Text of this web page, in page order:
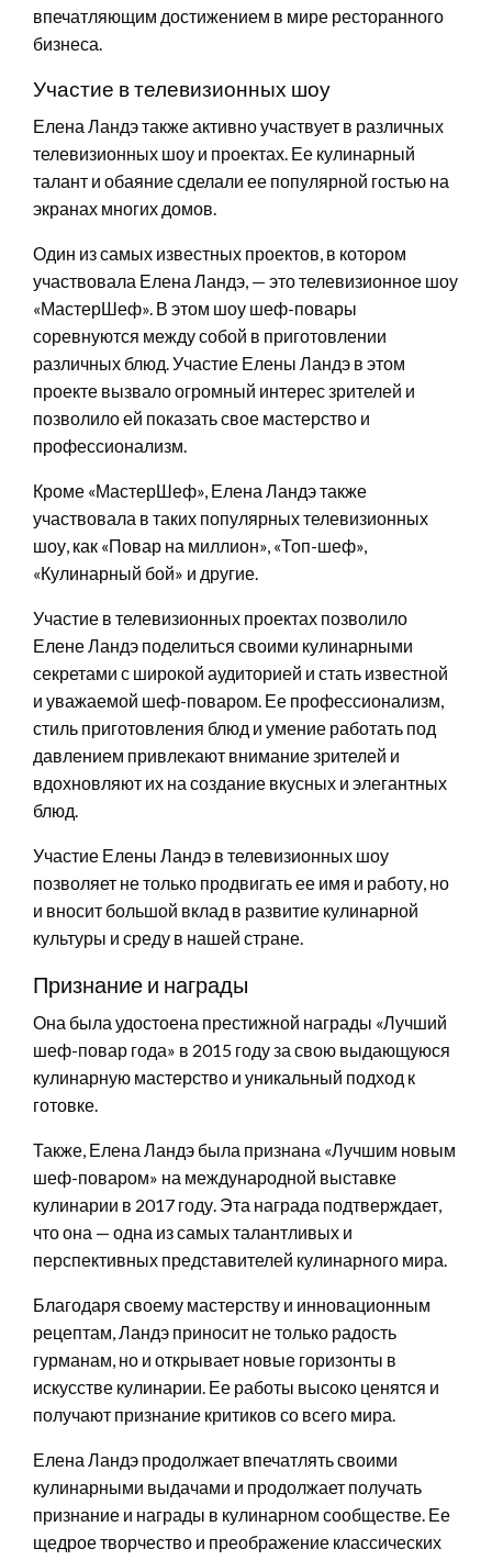
впечатляющим достижением в мире ресторанного
бизнеса.
Участие в телевизионных шоу
Елена Ландэ также активно участвует в различных
телевизионных шоу и проектах. Ее кулинарный
талант и обаяние сделали ее популярной гостью на
экранах многих домов.
Один из самых известных проектов, в котором
участвовала Елена Ландэ, — это телевизионное шоу
«МастерШеф». В этом шоу шеф-повары
соревнуются между собой в приготовлении
различных блюд. Участие Елены Ландэ в этом
проекте вызвало огромный интерес зрителей и
позволило ей показать свое мастерство и
профессионализм.
Кроме «МастерШеф», Елена Ландэ также
участвовала в таких популярных телевизионных
шоу, как «Повар на миллион», «Топ-шеф»,
«Кулинарный бой» и другие.
Участие в телевизионных проектах позволило
Елене Ландэ поделиться своими кулинарными
секретами с широкой аудиторией и стать известной
и уважаемой шеф-поваром. Ее профессионализм,
стиль приготовления блюд и умение работать под
давлением привлекают внимание зрителей и
вдохновляют их на создание вкусных и элегантных
блюд.
Участие Елены Ландэ в телевизионных шоу
позволяет не только продвигать ее имя и работу, но
и вносит большой вклад в развитие кулинарной
культуры и среду в нашей стране.
Признание и награды
Она была удостоена престижной награды «Лучший
шеф-повар года» в 2015 году за свою выдающуюся
кулинарную мастерство и уникальный подход к
готовке.
Также, Елена Ландэ была признана «Лучшим новым
шеф-поваром» на международной выставке
кулинарии в 2017 году. Эта награда подтверждает,
что она — одна из самых талантливых и
перспективных представителей кулинарного мира.
Благодаря своему мастерству и инновационным
рецептам, Ландэ приносит не только радость
гурманам, но и открывает новые горизонты в
искусстве кулинарии. Ее работы высоко ценятся и
получают признание критиков со всего мира.
Елена Ландэ продолжает впечатлять своими
кулинарными выдачами и продолжает получать
признание и награды в кулинарном сообществе. Ее
щедрое творчество и преображение классических